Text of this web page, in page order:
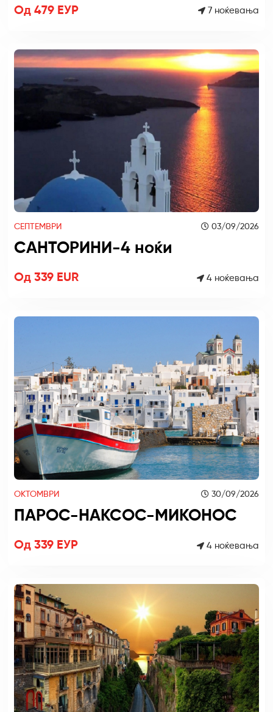
Од 479 ЕУР 7 ноќевања
СЕПТЕМВРИ 03/09/2026
САНТОРИНИ-4 ноќи
Од 339 EUR 4 ноќевања
ОКТОМВРИ 30/09/2026
ПАРОС-НАКСОС-МИКОНОС
Од 339 ЕУР 4 ноќевања